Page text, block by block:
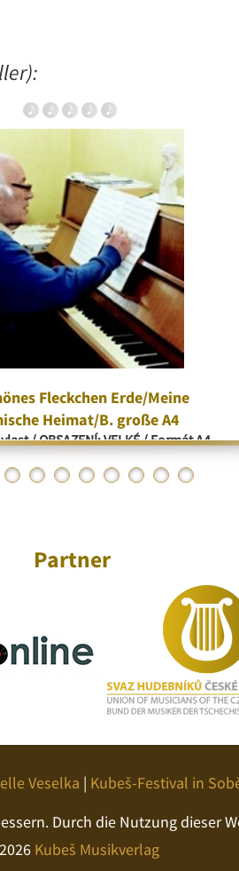
Fleckchen Erde/Meine
Heimat/B. große A4
/ OBSAZENÍ: VELKÉ / Formát A4
Partner
Veselka | Kubeš-Festival in
Durch die Nutzung dieser
Kubeš Musikverlag